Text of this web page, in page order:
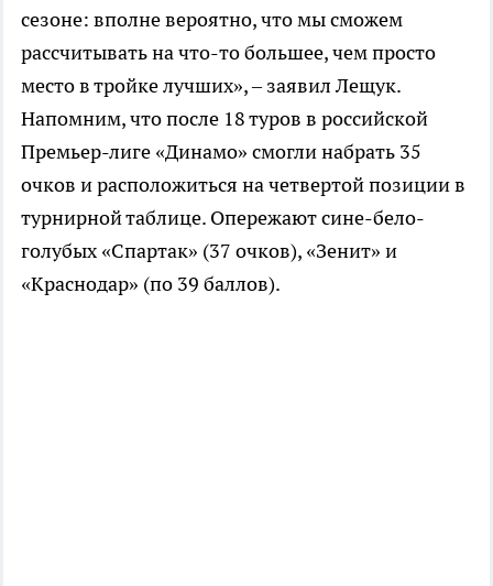
сезоне: вполне вероятно, что мы сможем
рассчитывать на что-то большее, чем просто
место в тройке лучших», – заявил Лещук.
Напомним, что после 18 туров в российской
Премьер-лиге «Динамо» смогли набрать 35
очков и расположиться на четвертой позиции в
турнирной таблице. Опережают сине-бело-
голубых «Спартак» (37 очков), «Зенит» и
«Краснодар» (по 39 баллов).